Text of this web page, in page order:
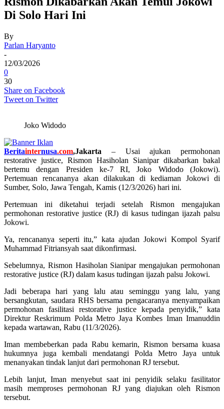
Di Solo Hari Ini
By
Parlan Haryanto
-
12/03/2026
0
30
Share on Facebook
Tweet on Twitter
Joko Widodo
Beritainternusa.com,Jakarta – Usai ajukan permohonan
restorative justice, Rismon Hasiholan Sianipar dikabarkan bakal
bertemu dengan Presiden ke-7 RI, Joko Widodo (Jokowi).
Pertemuan rencananya akan dilakukan di kediaman Jokowi di
Sumber, Solo, Jawa Tengah, Kamis (12/3/2026) hari ini.
Pertemuan ini diketahui terjadi setelah Rismon mengajukan
permohonan restorative justice (RJ) di kasus tudingan ijazah palsu
Jokowi.
Ya, rencananya seperti itu,” kata ajudan Jokowi Kompol Syarif
Muhammad Fitriansyah saat dikonfirmasi.
Sebelumnya, Rismon Hasiholan Sianipar mengajukan permohonan
restorative justice (RJ) dalam kasus tudingan ijazah palsu Jokowi.
Jadi beberapa hari yang lalu atau seminggu yang lalu, yang
bersangkutan, saudara RHS bersama pengacaranya menyampaikan
permohonan fasilitasi restorative justice kepada penyidik,” kata
Direktur Reskrimum Polda Metro Jaya Kombes Iman Imanuddin
kepada wartawan, Rabu (11/3/2026).
Iman membeberkan pada Rabu kemarin, Rismon bersama kuasa
hukumnya juga kembali mendatangi Polda Metro Jaya untuk
menanyakan tindak lanjut dari permohonan RJ tersebut.
Lebih lanjut, Iman menyebut saat ini penyidik selaku fasilitator
masih memproses permohonan RJ yang diajukan oleh Rismon
tersebut.